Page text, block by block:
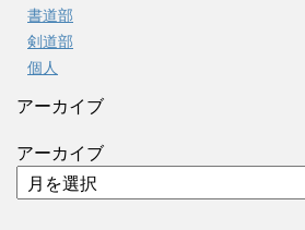
書道部
剣道部
個人
アーカイブ
アーカイブ